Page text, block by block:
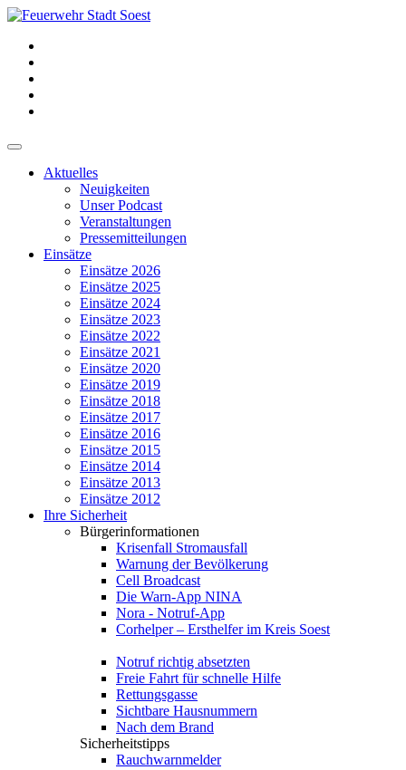
Aktuelles
Neuigkeiten
Unser Podcast
Veranstaltungen
Pressemitteilungen
Einsätze
Einsätze 2026
Einsätze 2025
Einsätze 2024
Einsätze 2023
Einsätze 2022
Einsätze 2021
Einsätze 2020
Einsätze 2019
Einsätze 2018
Einsätze 2017
Einsätze 2016
Einsätze 2015
Einsätze 2014
Einsätze 2013
Einsätze 2012
Ihre Sicherheit
Bürgerinformationen
Krisenfall Stromausfall
Warnung der Bevölkerung
Cell Broadcast
Die Warn-App NINA
Nora - Notruf-App
Corhelper – Ersthelfer im Kreis Soest
Notruf richtig absetzten
Freie Fahrt für schnelle Hilfe
Rettungsgasse
Sichtbare Hausnummern
Nach dem Brand
Sicherheitstipps
Rauchwarnmelder